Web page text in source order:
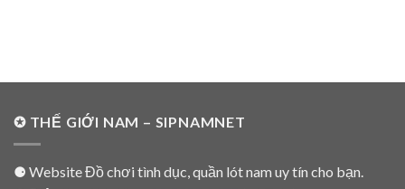
✪ THẾ GIỚI NAM – SIPNAMNET
⚈ Website Đồ chơi tình dục, quần lót nam uy tín cho bạn.